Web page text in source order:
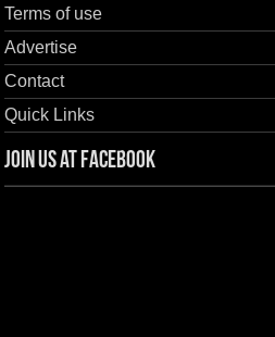
Terms of use
Advertise
Contact
Quick Links
Join us at Facebook